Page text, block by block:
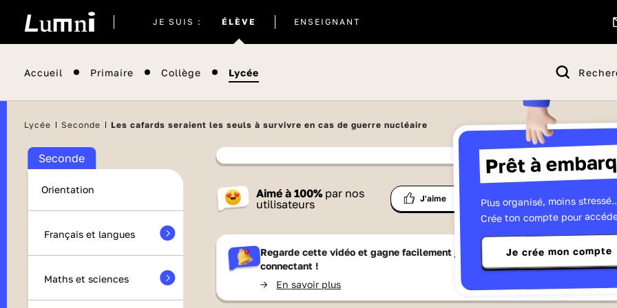
JE SUIS : ÉLÈVE
actuel
ENSEIGNANT
Accueil Primaire Collège Lycée
Prêt à
Plus organisé, moins
Crée ton compte pour
Je crée mon compte
Lycée Seconde Les cafards seraient les seuls à survivre en cas de guerre nucléaire
Seconde
Orientation
Français et langues
Maths et sciences
Contenu proposé par
France Télévisions
Arte
Il semblerait que vous soyez dans une zone où nous n'avons pas les
droits de diffusion (États-Unis d'Amérique)
IP: 216.73.216.79
Aimé à100% par nos
utilisateurs
J'aime
liste
Partager
Regarde cette vidéo et gagne facilement jusqu'à 15 Lumnizen te
connectant !
-> En savoir plus